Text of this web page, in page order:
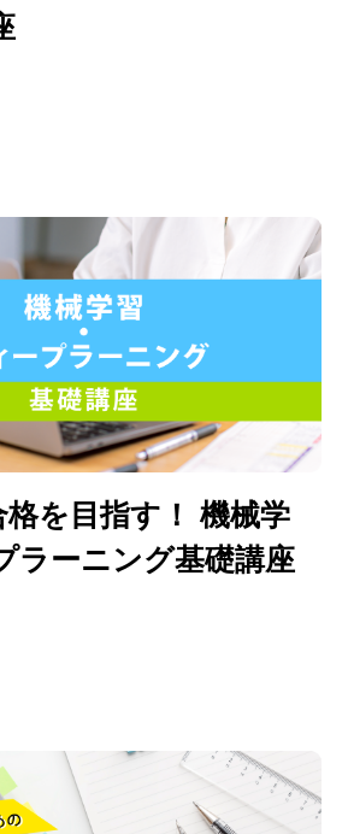
格を目指す！ 機械学
ラーニング基礎講座